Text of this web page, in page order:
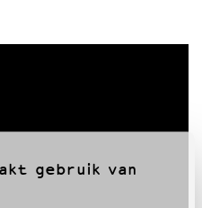
gebruik van